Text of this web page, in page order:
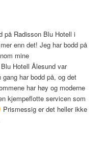
på Radisson Blu Hotell i
enn det! Jeg har bodd på
mine
Hotell Ålesund var
har bodd på, og det
har høy og moderne
kjempeflotte servicen som
Prismessig er det heller ikke